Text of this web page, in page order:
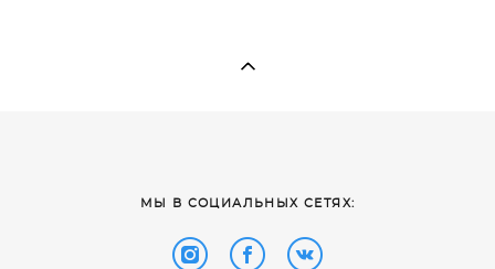
​МЫ В СОЦИАЛЬНЫХ СЕТЯХ: